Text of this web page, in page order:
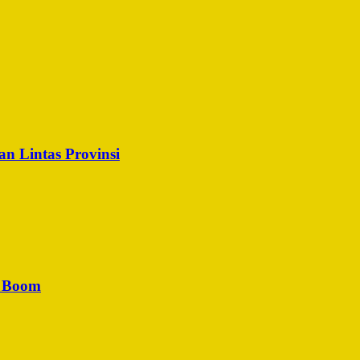
Lintas Provinsi